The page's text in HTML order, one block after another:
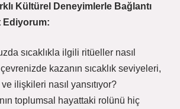
Kültürel Deneyimlerle Bağlantı
Ediyorum:
sıcaklıkla ilgili ritüeller nasıl
kazanın sıcaklık seviyeleri,
ilişkileri nasıl yansıtıyor?
toplumsal hayattaki rolünü hiç